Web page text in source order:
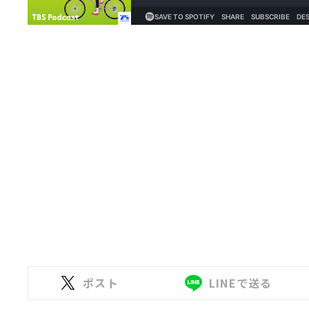
ポスト LINEで送る